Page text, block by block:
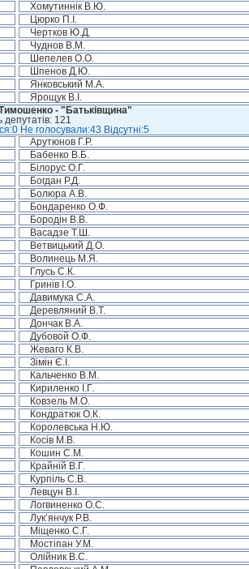
Хомутиннік В.Ю.
Цюрко П.І.
Чертков Ю.Д.
Чуднов В.М.
Шепелев О.О.
Шпенов Д.Ю.
Янковський М.А.
Ярощук В.І.
- "Батьківщина"
депутатів: 121
Не голосували:43 Відсутні:5
Арутюнов Г.Р.
Бабенко В.Б.
Білорус О.Г.
Богдан Р.Д.
Болюра А.В.
Бондаренко О.Ф.
Бородін В.В.
Васадзе Т.Ш.
Ветвицький Д.О.
Волинець М.Я.
Глусь С.К.
Гринів І.О.
Давимука С.А.
Деревляний В.Т.
Дончак В.А.
Дубовой О.Ф.
Жеваго К.В.
Зімін Є.І.
Кальченко В.М.
Кириленко І.Г.
Ковзель М.О.
Кондратюк О.К.
Королевська Н.Ю.
Косів М.В.
Кошин С.М.
Крайній В.Г.
Курпіль С.В.
Левцун В.І.
Логвиненко О.С.
Лук’янчук Р.В.
Міщенко С.Г.
Мостіпан У.М.
Олійник В.С.